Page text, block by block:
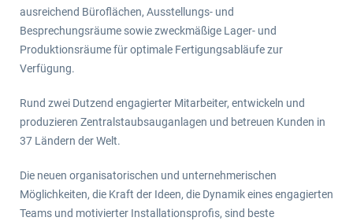
ausreichend Büroflächen, Ausstellungs- und
Besprechungsräume sowie zweckmäßige Lager- und
Produktionsräume für optimale Fertigungsabläufe zur
Verfügung.
Rund zwei Dutzend engagierter Mitarbeiter, entwickeln und
produzieren Zentralstaubsauganlagen und betreuen Kunden in
37 Ländern der Welt.
Die neuen organisatorischen und unternehmerischen
Möglichkeiten, die Kraft der Ideen, die Dynamik eines engagierten
Teams und motivierter Installationsprofis, sind beste